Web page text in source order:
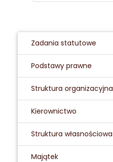
Zadania statutowe
Podstawy prawne
Struktura organizacyjna
Kierownictwo
Struktura własnościowa
Majątek